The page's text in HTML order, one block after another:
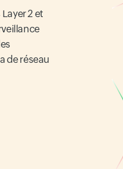
2 et
de réseau